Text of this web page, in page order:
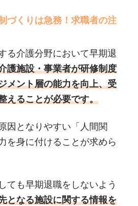
づくりは急務！求職者の注
る介護分野において早期退
護施設・事業者が研修制度
メント層の能力を向上、受
えることが必要です。
因となりやすい「人間関
を身に付けることが求めら
ても早期退職をしないよう
となる施設に関する情報を